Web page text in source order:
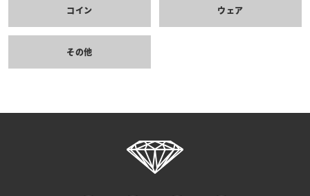
コイン ウェア
その他